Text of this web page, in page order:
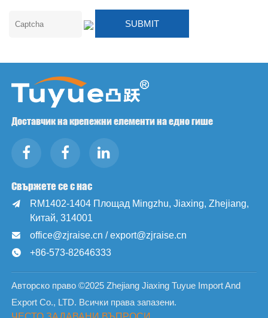
Доставчик на крепежни елементи на едно гише
Свържете се с нас

RM1402-1404 Площад Mingzhu, Jiaxing, Zhejiang,
Китай, 314001
 office@zjraise.cn / export@zjraise.cn
 +86-573-82646333
Авторско право ©2025 Zhejiang Jiaxing Tuyue Import And
Export Co., LTD. Всички права запазени.